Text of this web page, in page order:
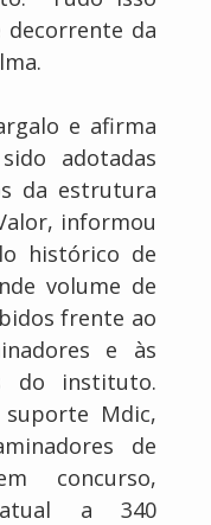
da
e afirma
adotadas
da estrutura
informou
histórico de
volume de
frente ao
e às
do instituto.
Mdic,
de
concurso,
a 340